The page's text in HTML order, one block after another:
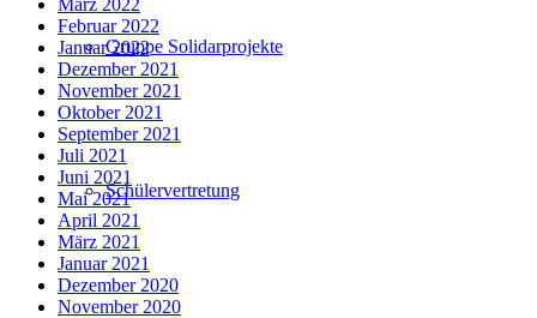
Gruppe Solidarprojekte
Schülervertretung
März 2022
Februar 2022
Januar 2022
Dezember 2021
November 2021
Oktober 2021
September 2021
Juli 2021
Juni 2021
Mai 2021
April 2021
März 2021
Januar 2021
Dezember 2020
November 2020